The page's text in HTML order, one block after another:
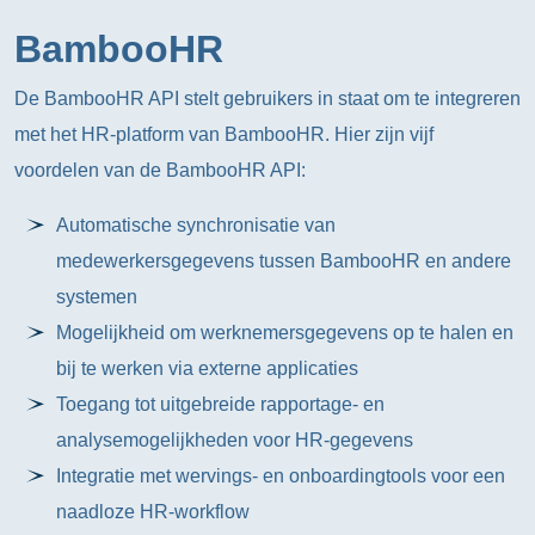
BambooHR
De BambooHR API stelt gebruikers in staat om te integreren
met het HR-platform van BambooHR. Hier zijn vijf
voordelen van de BambooHR API:
Automatische synchronisatie van
medewerkersgegevens tussen BambooHR en andere
systemen
Mogelijkheid om werknemersgegevens op te halen en
bij te werken via externe applicaties
Toegang tot uitgebreide rapportage- en
analysemogelijkheden voor HR-gegevens
Integratie met wervings- en onboardingtools voor een
naadloze HR-workflow